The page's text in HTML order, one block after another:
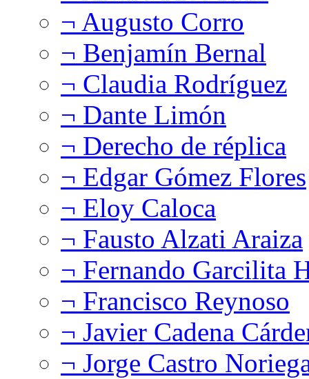
¬ Augusto Corro
¬ Benjamín Bernal
¬ Claudia Rodríguez
¬ Dante Limón
¬ Derecho de réplica
¬ Edgar Gómez Flores
¬ Eloy Caloca
¬ Fausto Alzati Araiza
¬ Fernando Garcilita
¬ Francisco Reynoso
¬ Javier Cadena
¬ Jorge Castro